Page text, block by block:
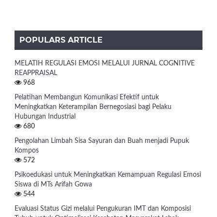
POPULARS ARTICLE
MELATIH REGULASI EMOSI MELALUI JURNAL COGNITIVE
REAPPRAISAL
968
Pelatihan Membangun Komunikasi Efektif untuk
Meningkatkan Keterampilan Bernegosiasi bagi Pelaku
Hubungan Industrial
680
Pengolahan Limbah Sisa Sayuran dan Buah menjadi Pupuk
Kompos
572
Psikoedukasi untuk Meningkatkan Kemampuan Regulasi Emosi
Siswa di MTs Arifah Gowa
544
Evaluasi Status Gizi melalui Pengukuran IMT dan Komposisi